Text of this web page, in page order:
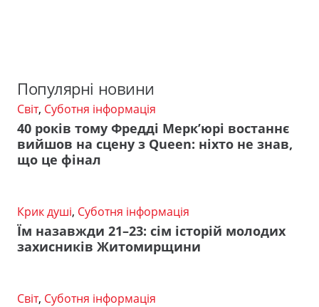
Популярні новини
Світ, Суботня інформація
40 років тому Фредді Мерк’юрі востаннє
вийшов на сцену з Queen: ніхто не знав,
що це фінал
Крик душі, Суботня інформація
Їм назавжди 21–23: сім історій молодих
захисників Житомирщини
Світ, Суботня інформація